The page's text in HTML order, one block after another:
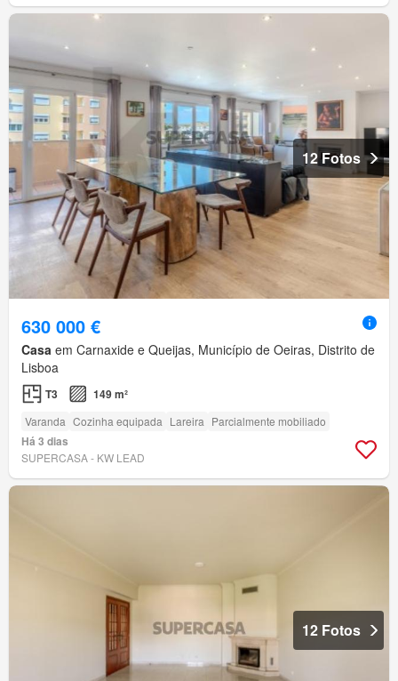
12 Fotos
630 000 €
Casa em Carnaxide e Queijas, Município de Oeiras, Distrito de
Lisboa
T3 149 m²
Varanda Cozinha equipada Lareira Parcialmente mobiliado
Há 3 dias
SUPERCASA - KW LEAD
12 Fotos